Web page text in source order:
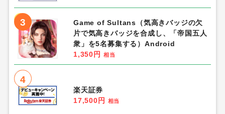
3
Game of Sultans（気高きバッジの欠
片で気高きバッジを合成し、「帝国五人
衆」を5名募集する）Android
1,350円
相当
4
楽天証券
17,500円
相当